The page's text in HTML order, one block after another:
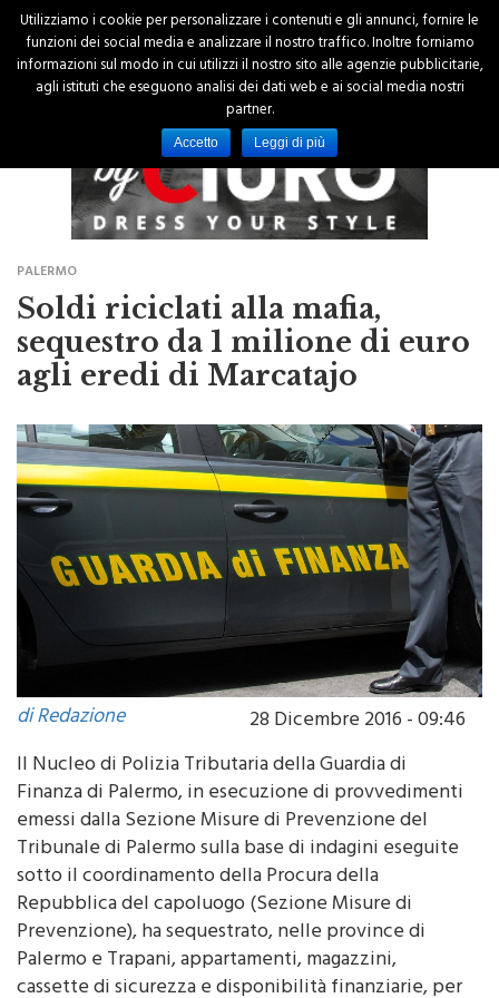
PALERMO
Soldi riciclati alla mafia,
sequestro da 1 milione di euro
agli eredi di Marcatajo
di Redazione
28 Dicembre 2016 - 09:46
Il Nucleo di Polizia Tributaria della Guardia di
Finanza di Palermo, in esecuzione di provvedimenti
emessi dalla Sezione Misure di Prevenzione del
Tribunale di Palermo sulla base di indagini eseguite
sotto il coordinamento della Procura della
Repubblica del capoluogo (Sezione Misure di
Prevenzione), ha sequestrato, nelle province di
Palermo e Trapani, appartamenti, magazzini,
cassette di sicurezza e disponibilità finanziarie, per
Utilizziamo i cookie per personalizzare i contenuti e gli annunci, fornire le
funzioni dei social media e analizzare il nostro traffico. Inoltre forniamo
informazioni sul modo in cui utilizzi il nostro sito alle agenzie pubblicitarie,
agli istituti che eseguono analisi dei dati web e ai social media nostri
partner.
Accetto Leggi di più